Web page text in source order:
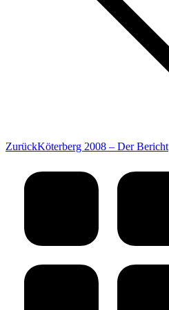
ZurückVorheriger
Köterberg 2008 – Der Bericht